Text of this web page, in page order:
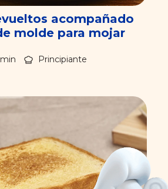
acompañado
molde para mojar
Principiante